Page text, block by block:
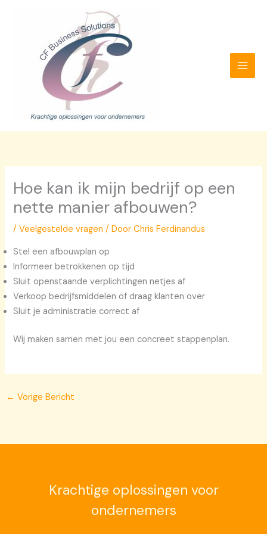
Hoe kan ik mijn bedrijf op een
nette manier afbouwen?
/Veelgestelde vragen / DoorChris Ferdinandus
Stel een afbouwplan op
Informeer betrokkenen op tijd
Sluit openstaande verplichtingen netjes af
Verkoop bedrijfsmiddelen of draag klanten over
Sluit je administratie correct af
Wij maken samen met jou een concreet stappenplan.
← Vorige Bericht
Krachtige oplossingen voor
ondernemers